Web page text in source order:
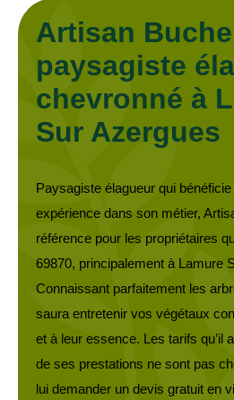
Artisan
paysagiste
chevronné à
Sur Azergues
Paysagiste élagueur qui bénéficie
expérience dans son métier,
référence pour les propriétaires
69870, principalement à Lamure
Connaissant parfaitement les
saura entretenir vos végétaux
et à leur essence. Les tarifs qu’il
de ses prestations ne sont pas
lui demander un devis gratuit en